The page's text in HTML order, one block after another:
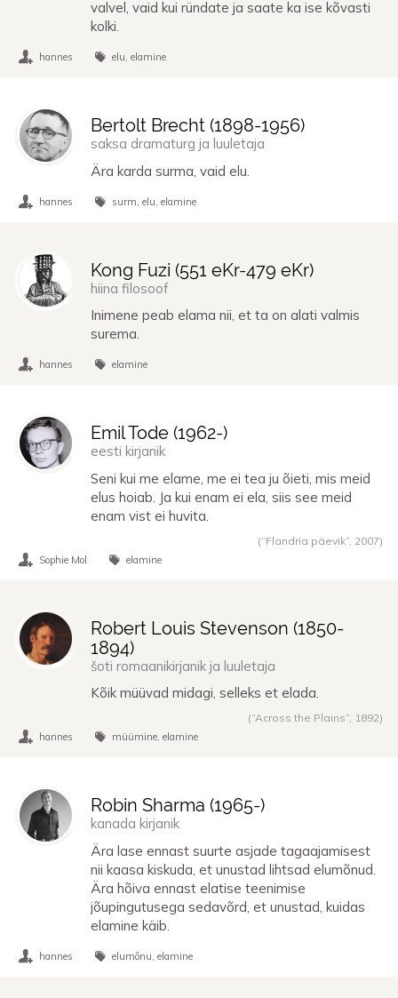
valvel, vaid kui ründate ja saate ka ise kõvasti
kolki.
hannes elu elamine
Bertolt Brecht (1898-1956)
saksa dramaturg ja luuletaja
Ära karda surma, vaid elu.
hannes surm elu elamine
Kong Fuzi (551 eKr-479 eKr)
hiina filosoof
Inimene peab elama nii, et ta on alati valmis
surema.
hannes elamine
Emil Tode (1962-)
eesti kirjanik
Seni kui me elame, me ei tea ju õieti, mis meid
elus hoiab. Ja kui enam ei ela, siis see meid
enam vist ei huvita.
(“Flandria päevik”, 2007)
Sophie Mol elamine
Robert Louis Stevenson (1850-
1894)
šoti romaanikirjanik ja luuletaja
Kõik müüvad midagi, selleks et elada.
(“Across the Plains”, 1892)
hannes müümine elamine
Robin Sharma (1965-)
kanada kirjanik
Ära lase ennast suurte asjade tagaajamisest
nii kaasa kiskuda, et unustad lihtsad elumõnud.
Ära hõiva ennast elatise teenimise
jõupingutusega sedavõrd, et unustad, kuidas
elamine käib.
hannes elumõnu elamine